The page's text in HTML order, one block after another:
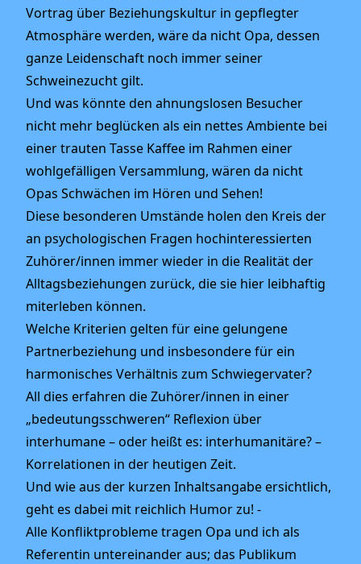
Vortrag über Beziehungskultur in gepflegter
Atmosphäre werden, wäre da nicht Opa, dessen
ganze Leidenschaft noch immer seiner
Schweinezucht gilt.
Und was könnte den ahnungslosen Besucher
nicht mehr beglücken als ein nettes Ambiente bei
einer trauten Tasse Kaffee im Rahmen einer
wohlgefälligen Versammlung, wären da nicht
Opas Schwächen im Hören und Sehen!
Diese besonderen Umstände holen den Kreis der
an psychologischen Fragen hochinteressierten
Zuhörer/innen immer wieder in die Realität der
Alltagsbeziehungen zurück, die sie hier leibhaftig
miterleben können.
Welche Kriterien gelten für eine gelungene
Partnerbeziehung und insbesondere für ein
harmonisches Verhältnis zum Schwiegervater?
All dies erfahren die Zuhörer/innen in einer
„bedeutungsschweren“ Reflexion über
interhumane – oder heißt es: interhumanitäre? –
Korrelationen in der heutigen Zeit.
Und wie aus der kurzen Inhaltsangabe ersichtlich,
geht es dabei mit reichlich Humor zu! -
Alle Konfliktprobleme tragen Opa und ich als
Referentin untereinander aus; das Publikum